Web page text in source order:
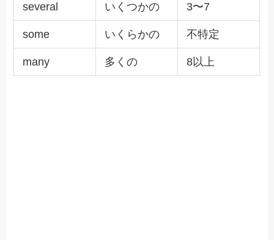
several いくつかの 3〜7
some いくらかの 不特定
many 多くの 8以上